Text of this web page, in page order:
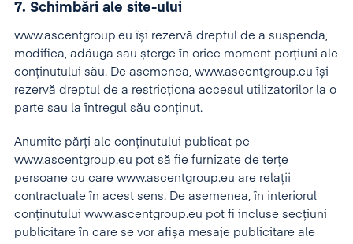
7. Schimbări ale site-ului
www.ascentgroup.eu își rezervă dreptul de a suspenda,
modifica, adăuga sau șterge în orice moment porțiuni ale
conținutului său. De asemenea, www.ascentgroup.eu își
rezervă dreptul de a restricționa accesul utilizatorilor la o
parte sau la întregul său conținut.
Anumite părți ale conținutului publicat pe
www.ascentgroup.eu pot să fie furnizate de terțe
persoane cu care www.ascentgroup.eu are relații
contractuale în acest sens. De asemenea, în interiorul
conținutului www.ascentgroup.eu pot fi incluse secțiuni
publicitare în care se vor afișa mesaje publicitare ale